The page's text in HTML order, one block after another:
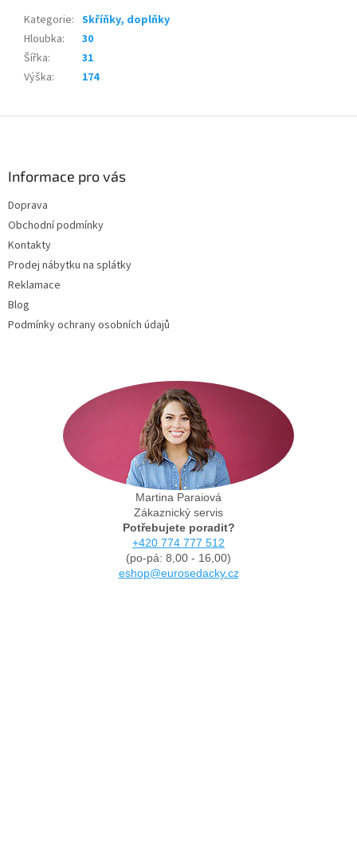
Kategorie: Skříňky, doplňky
Hloubka:
30
Šířka:
31
Výška: 174
Informace pro vás
Doprava
Obchodní podmínky
Kontakty
Prodej nábytku na splátky
Reklamace
Blog
Podmínky ochrany osobních údajů
Martina Paraiová
Zákaznický servis
Potřebujete poradit?
+420 774 777 512
(po-pá: 8,00 - 16,00)
eshop@eurosedacky.cz